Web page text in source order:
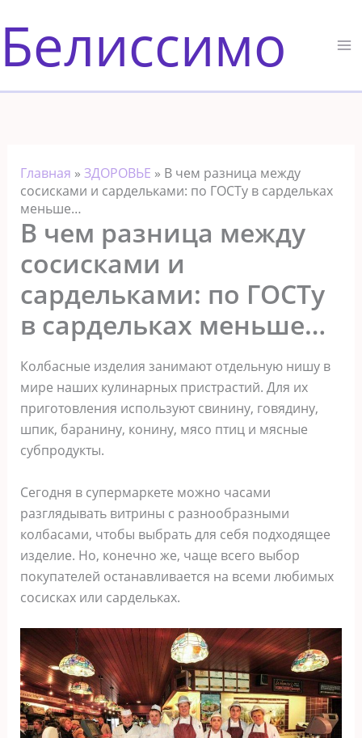
к
содержимому
Белиссимо
Главная » ЗДОРОВЬЕ » В чем разница между
сосисками и сардельками: по ГОСТу в сардельках
меньше…
В чем разница между
сосисками и
сардельками: по ГОСТу
в сардельках меньше…
Колбасные изделия занимают отдельную нишу в
мире наших кулинарных пристрастий. Для их
приготовления используют свинину, говядину,
шпик, баранину, конину, мясо птиц и мясные
субпродукты.
Сегодня в супермаркете можно часами
разглядывать витрины с разнообразными
колбасами, чтобы выбрать для себя подходящее
изделие. Но, конечно же, чаще всего выбор
покупателей останавливается на всеми любимых
сосисках или сардельках.